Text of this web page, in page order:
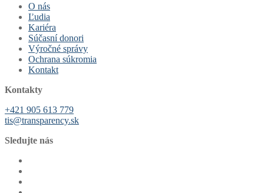
O nás
Ľudia
Kariéra
Súčasní donori
Výročné správy
Ochrana súkromia
Kontakt
Kontakty
+421 905 613 779
tis@transparency.sk
Sledujte nás